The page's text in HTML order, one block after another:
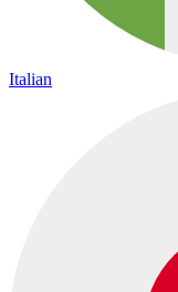
Italian